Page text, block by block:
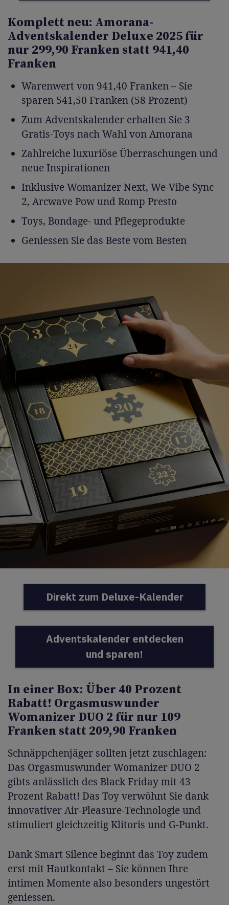
Komplett neu: Amorana-
Adventskalender Deluxe 2025 für
nur 299,90 Franken statt 941,40
Franken
Warenwert von 941,40 Franken – Sie
sparen 541,50 Franken (58 Prozent)
Zum Adventskalender erhalten Sie 3
Gratis-Toys nach Wahl von Amorana
Zahlreiche luxuriöse Überraschungen und
neue Inspirationen
Inklusive Womanizer Next, We-Vibe Sync
2, Arcwave Pow und Romp Presto
Toys, Bondage- und Pflegeprodukte
Geniessen Sie das Beste vom Besten
Direkt zum Deluxe-Kalender
Adventskalender entdecken
und sparen!
In einer Box: Über 40 Prozent
Rabatt! Orgasmuswunder
Womanizer DUO 2 für nur 109
Franken statt 209,90 Franken
Schnäppchenjäger sollten jetzt zuschlagen:
Das Orgasmuswunder Womanizer DUO 2
gibts anlässlich des Black Friday mit 43
Prozent Rabatt! Das Toy verwöhnt Sie dank
innovativer Air-Pleasure-Technologie und
stimuliert gleichzeitig Klitoris und G-Punkt.
Dank Smart Silence beginnt das Toy zudem
erst mit Hautkontakt – Sie können Ihre
intimen Momente also besonders ungestört
geniessen.